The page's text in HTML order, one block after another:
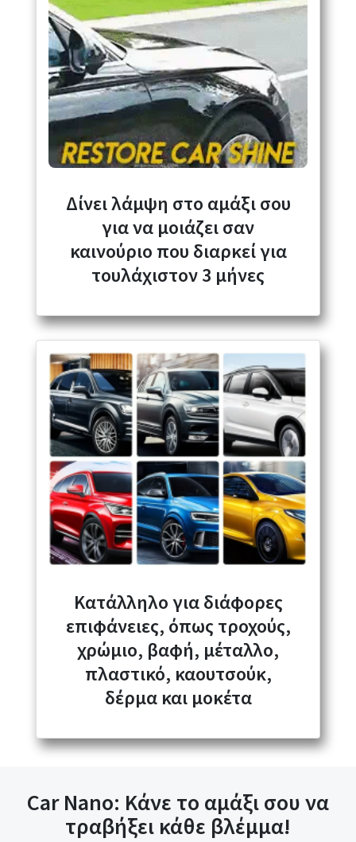
Δίνει λάμψη στο αμάξι σου
για να μοιάζει σαν
καινούριο που διαρκεί για
τουλάχιστον 3 μήνες
Κατάλληλο για διάφορες
επιφάνειες, όπως τροχούς,
χρώμιο, βαφή, μέταλλο,
πλαστικό, καουτσούκ,
δέρμα και μοκέτα
Car Nano: Κάνε το αμάξι σου να
τραβήξει κάθε βλέμμα!